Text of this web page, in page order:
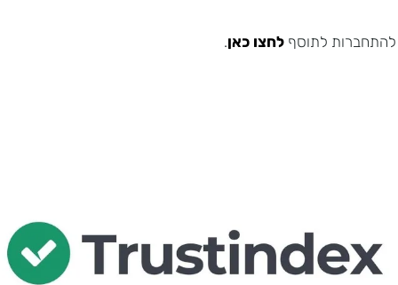
להתחברות לתוסף לחצו כאן.